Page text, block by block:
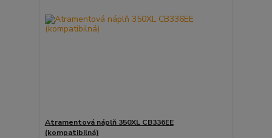
Atramentová náplň 350XL CB336EE
(kompatibilná)